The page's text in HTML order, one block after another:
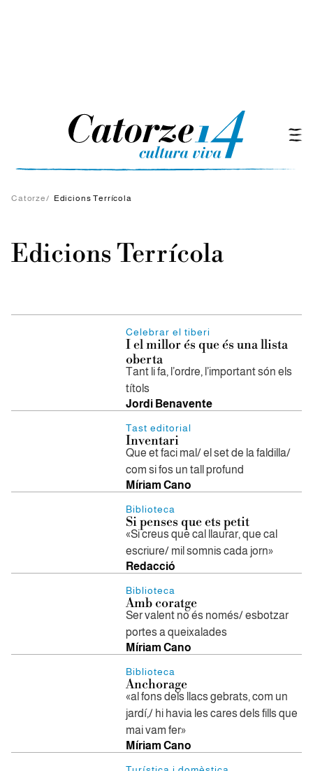
Catorze/ Edicions Terrícola
Edicions Terrícola
Celebrar el tiberi
I el millor és que és una llista
oberta
Tant li fa, l’ordre, l’important són els
títols
Jordi Benavente
Tast editorial
Inventari
Que et faci mal/ el set de la faldilla/
com si fos un tall profund
Míriam Cano
Biblioteca
Si penses que ets petit
«Si creus que cal llaurar, que cal
escriure/ mil somnis cada jorn»
Redacció
Biblioteca
Amb coratge
Ser valent no és només/ esbotzar
portes a queixalades
Míriam Cano
Biblioteca
Anchorage
«al fons dels llacs gebrats, com un
jardí,/ hi havia les cares dels fills que
mai vam fer»
Míriam Cano